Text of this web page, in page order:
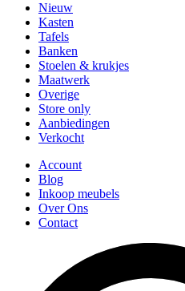
Nieuw
Kasten
Tafels
Banken
Stoelen & krukjes
Maatwerk
Overige
Store only
Aanbiedingen
Verkocht
Account
Blog
Inkoop meubels
Over Ons
Contact